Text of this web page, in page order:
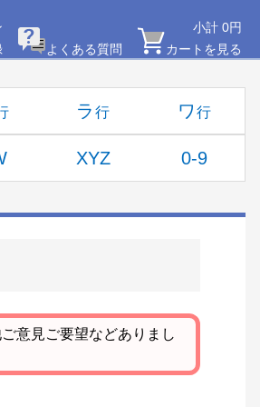
よくある質問
小計 0円
カートを見る
ラ ワ
XYZ 0-9
意見ご要望などありまし